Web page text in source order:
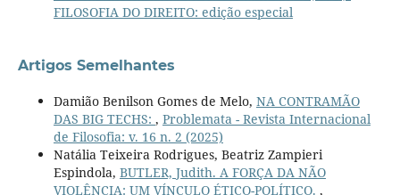
FILOSOFIA DO DIREITO: edição especial
Artigos Semelhantes
Damião Benilson Gomes de Melo, NA CONTRAMÃO
DAS BIG TECHS: , Problemata - Revista Internacional
de Filosofia: v. 16 n. 2 (2025)
Natália Teixeira Rodrigues, Beatriz Zampieri
Espindola, BUTLER, Judith. A FORÇA DA NÃO
VIOLÊNCIA: UM VÍNCULO ÉTICO-POLÍTICO. ,